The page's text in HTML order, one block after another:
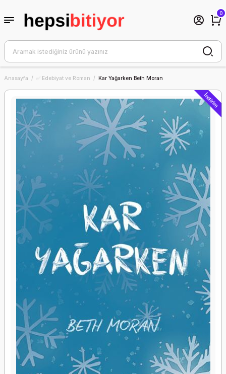
0
Anasayfa ✅ Edebiyat ve Roman Kar Yağarken Beth Moran
İndirim